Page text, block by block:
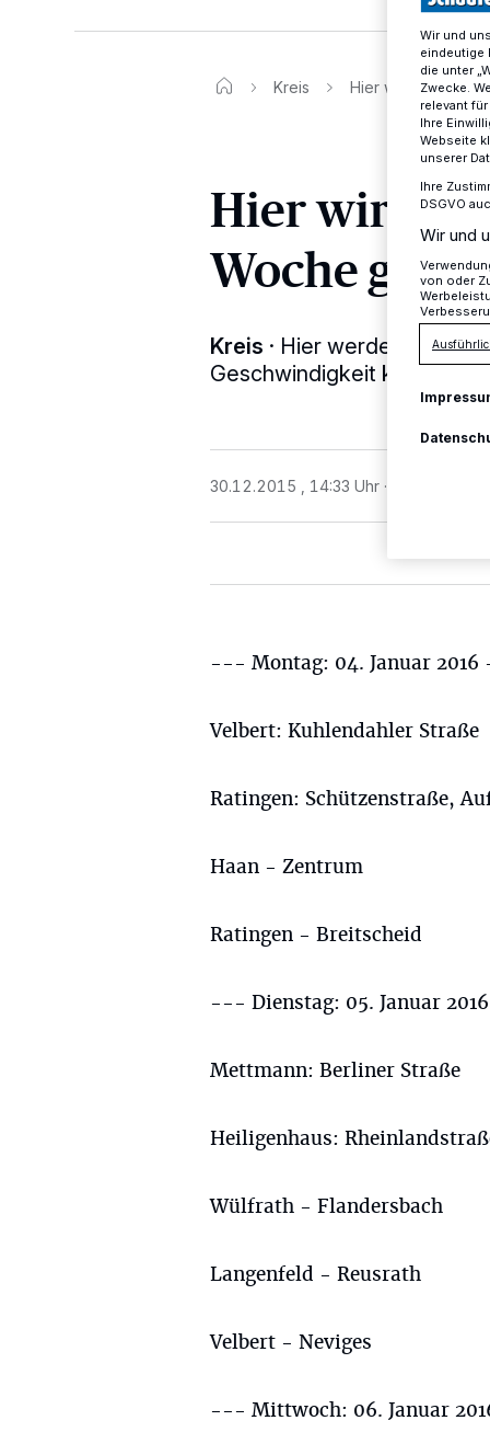
Kreis Hier wird in der
Hier wird in
Woche
Kreis · Hier werden die
Geschwindigkeit
30.12.2015 , 14:33 Uhr Eine Minute
--- Montag: 04. Januar
Velbert: Kuhlendahler Straße
Ratingen: Schützenstraße,
Haan - Zentrum
Ratingen - Breitscheid
--- Dienstag: 05. Januar
Mettmann: Berliner Straße
Heiligenhaus:
Wülfrath - Flandersbach
Langenfeld - Reusrath
Velbert - Neviges
--- Mittwoch: 06. Januar
Wir und
eindeutige
die unter
Zwecke.
relevant
Ihre
Webseite
unserer
Ihre
DSGVO
Wir und
von oder